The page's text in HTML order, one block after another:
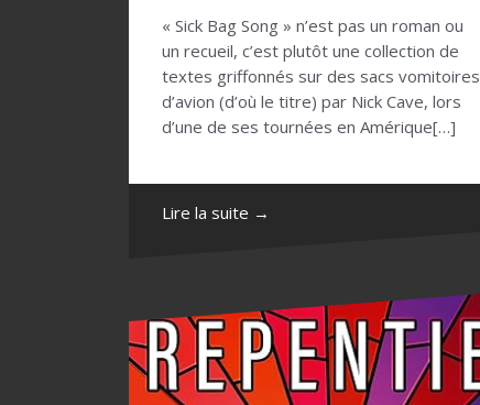
« Sick Bag Song » n’est pas un roman ou
un recueil, c’est plutôt une collection de
textes griffonnés sur des sacs vomitoires
d’avion (d’où le titre) par Nick Cave, lors
d’une de ses tournées en Amérique[…]
Lire la suite →